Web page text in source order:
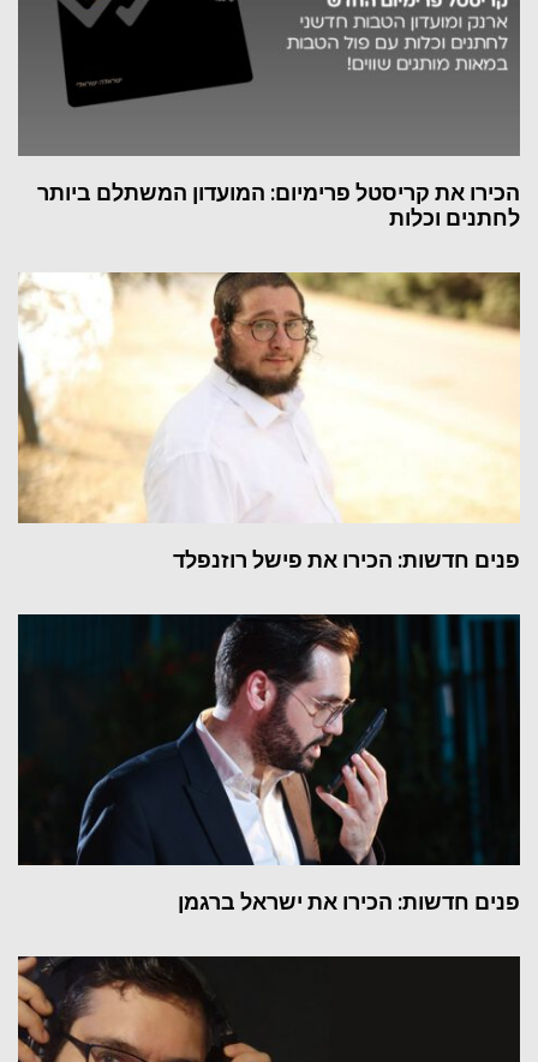
הכירו את קריסטל פרימיום: המועדון המשתלם ביותר
לחתנים וכלות
פנים חדשות: הכירו את פישל רוזנפלד
פנים חדשות: הכירו את ישראל ברגמן